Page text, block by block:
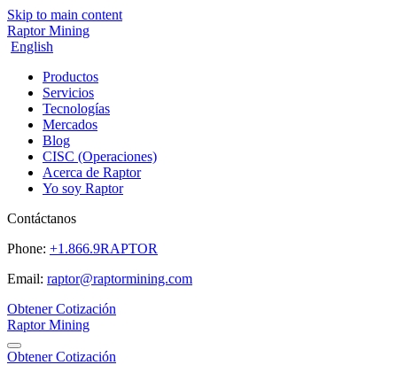
Skip to main content
Raptor Mining
English
Productos
Servicios
Tecnologías
Mercados
Blog
CISC (Operaciones)
Acerca de Raptor
Yo soy Raptor
Contáctanos
Phone: +1.866.9RAPTOR
Email: raptor@raptormining.com
Obtener Cotización
Raptor Mining
Obtener Cotización